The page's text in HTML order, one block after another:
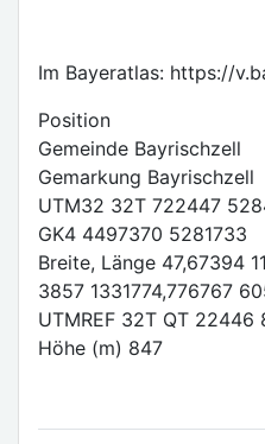
Im Bayeratlas: https://
Position
Gemeinde Bayrischzell
Gemarkung Bayrischzell
UTM32 32T 722447
GK4 4497370 5281733
Breite, Länge 47,67394
3857 1331774,776767
UTMREF 32T QT 22446
Höhe (m) 847